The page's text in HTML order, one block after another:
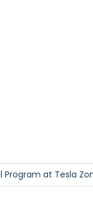
Program at Tesla